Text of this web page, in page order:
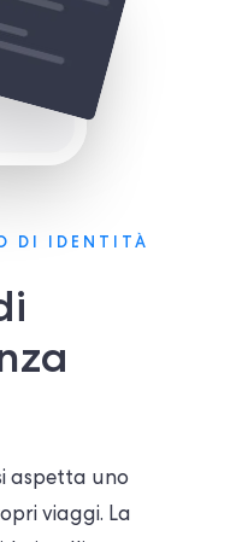
DI IDENTITÀ
aspetta uno
viaggi. La